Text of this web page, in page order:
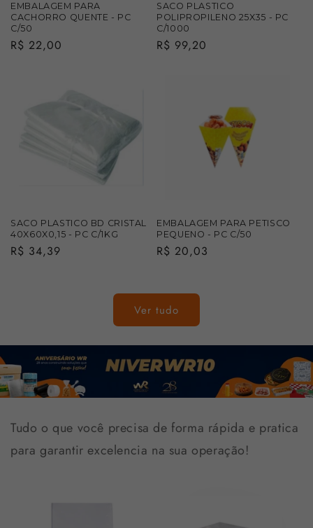
EMBALAGEM PARA
CACHORRO QUENTE - PC
C/50
Preço
R$ 22,00
SACO PLASTICO
POLIPROPILENO 25X35 - PC
C/1000
Preço
R$ 99,20
SACO PLASTICO BD CRISTAL
40X60X0,15 - PC C/1KG
Preço
R$ 34,39
EMBALAGEM PARA PETISCO
PEQUENO - PC C/50
Preço
R$ 20,03
Ver tudo
Tudo o que você precisa de forma rápida e pratica
para garantir excelencia na sua operação!